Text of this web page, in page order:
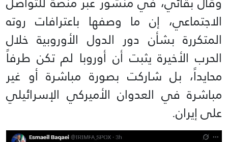
الاجتماعي، إن ما وصفها باعترافات روته
المتكررة بشأن دور الدول الأوروبية خلال
الحرب الأخيرة يثبت أن أوروبا لم تكن طرفاً
محايداً، بل شاركت بصورة مباشرة أو غير
مباشرة في العدوان الأميركي الإسرائيلي
على إيران.